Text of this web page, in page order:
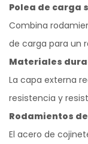
Polea de carga
Combina
de carga para un
Materiales
La capa externa
resistencia y
Rodamientos
El acero de